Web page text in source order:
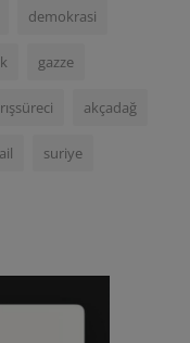
demokrasi
gazze
akçadağ
suriye